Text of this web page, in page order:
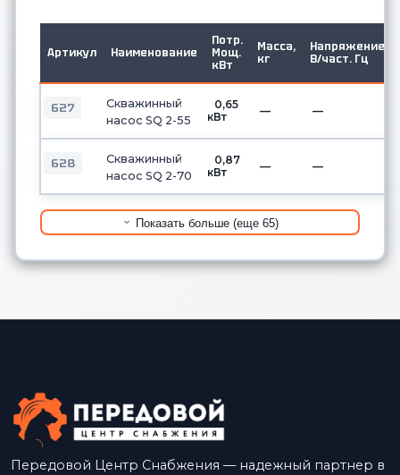
Артикул Наименование
Потр.
Мощ.
кВт
Масса,
кг
Напряжение,
В/част. Гц
627
Скважинный
насос SQ 2-55
0,65
кВт
— —
628
Скважинный
насос SQ 2-70
0,87
кВт
— —
Показать больше (еще 65)
Передовой Центр Снабжения — надежный партнер в